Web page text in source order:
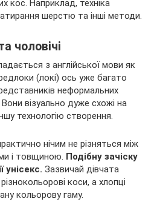
кос. Наприклад, техніка
шерстю та інші методи.
чоловічі
з англійської мови як
(локі) ось уже багато
неформальних
візуально дуже схожі на
технологію створення.
нічим не різняться між
і товщиною. Подібну зачіску
унісекс. Зазвичай дівчата
коси, а хлопці
кольорову гаму.